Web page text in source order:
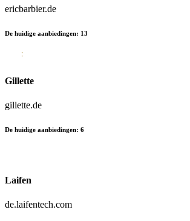
ericbarbier.de
De huidige aanbiedingen: 13
Gillette
gillette.de
De huidige aanbiedingen: 6
Laifen
de.laifentech.com